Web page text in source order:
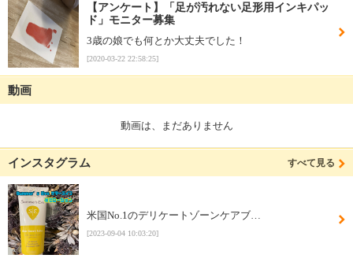
【アンケート】「足が汚れない足形用インキパッ
ド」モニター募集
3歳の娘でも何とか大丈夫でした！
[2020-03-22 22:58:25]
動画
動画は、まだありません
インスタグラム すべて見る
米国No.1のデリケートゾーンケアブ…
[2023-09-04 10:03:20]